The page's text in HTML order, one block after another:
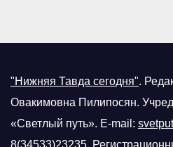
"Нижняя Тавда сегодня".
Овакимовна Пилипосян.
«Светлый путь». E-mail:
8(34533)23235.